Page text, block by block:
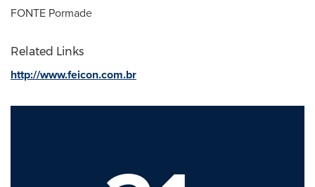
FONTE Pormade
Related Links
http://www.feicon.com.br